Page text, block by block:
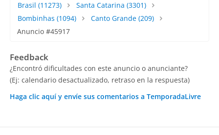
Brasil (11273) Santa Catarina (3301)
Bombinhas (1094) Canto Grande(209)
Anuncio #45917
Feedback
¿Encontró dificultades con este anuncio o anunciante?
(Ej: calendario desactualizado, retraso en la respuesta)
Haga clic aquí y envíe sus comentarios a TemporadaLivre